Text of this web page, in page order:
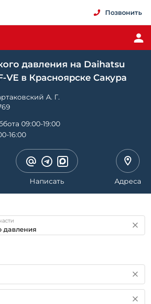
Позвонить
давления на Daihatsu
VE в Красноярске Сакура
А. Г.
09:00-19:00
16:00
Написать Адреса